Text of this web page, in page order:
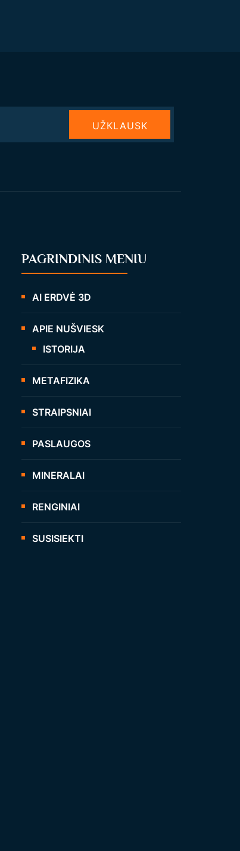
UŽКLAUSK
PAGRINDINIS MENIU
AI ERDVĖ 3D
APIE NUŠVIESK
ISTORIJA
METAFIZIKA
STRAIPSNIAI
PASLAUGOS
MINERALAI
RENGINIAI
SUSISIEKTI